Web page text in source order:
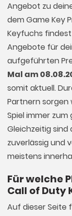
Angebot zu
dem Game Key
Keyfuchs
Angebote für
aufgeführten
Mal am
somit aktuell.
Partnern sorgen
Spiel immer
Gleichzeitig sind
zuverlässig und
meistens
Für welche
Call of Duty
Auf dieser Seite